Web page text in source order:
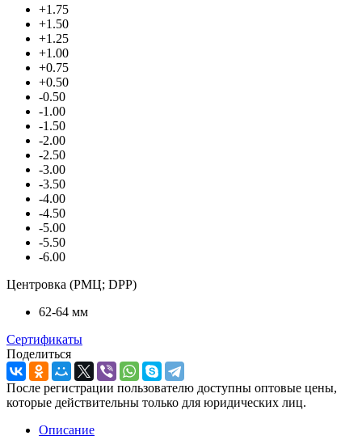
+1.75
+1.50
+1.25
+1.00
+0.75
+0.50
-0.50
-1.00
-1.50
-2.00
-2.50
-3.00
-3.50
-4.00
-4.50
-5.00
-5.50
-6.00
Центровка (РМЦ; DPP)
62-64 мм
Сертификаты
Поделиться
После регистрации пользователю доступны оптовые цены,
которые действительны только для юридических лиц.
Описание